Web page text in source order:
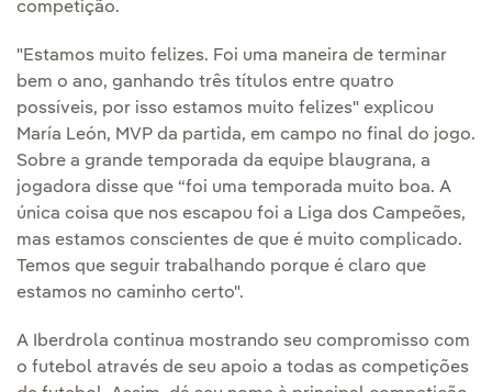
competição.
"Estamos muito felizes. Foi uma maneira de terminar
bem o ano, ganhando três títulos entre quatro
possíveis, por isso estamos muito felizes" explicou
María León, MVP da partida, em campo no final do jogo.
Sobre a grande temporada da equipe blaugrana, a
jogadora disse que “foi uma temporada muito boa. A
única coisa que nos escapou foi a Liga dos Campeões,
mas estamos conscientes de que é muito complicado.
Temos que seguir trabalhando porque é claro que
estamos no caminho certo".
A Iberdrola continua mostrando seu compromisso com
o futebol através de seu apoio a todas as competições